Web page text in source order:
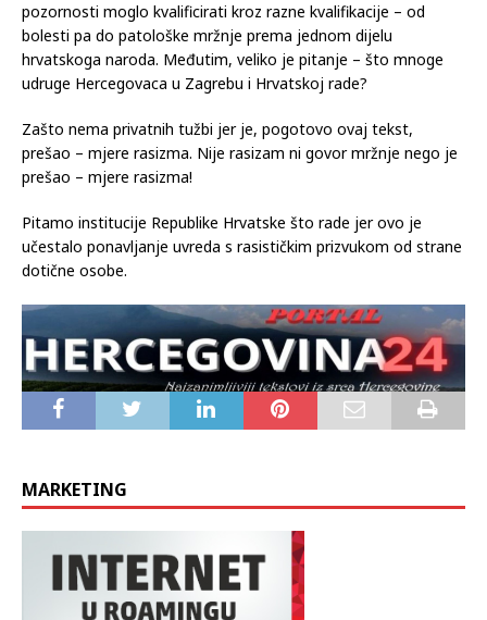
pozornosti moglo kvalificirati kroz razne kvalifikacije – od
bolesti pa do patološke mržnje prema jednom dijelu
hrvatskoga naroda. Međutim, veliko je pitanje – što mnoge
udruge Hercegovaca u Zagrebu i Hrvatskoj rade?
Zašto nema privatnih tužbi jer je, pogotovo ovaj tekst,
prešao – mjere rasizma. Nije rasizam ni govor mržnje nego je
prešao – mjere rasizma!
Pitamo institucije Republike Hrvatske što rade jer ovo je
učestalo ponavljanje uvreda s rasističkim prizvukom od strane
dotične osobe.
MARKETING